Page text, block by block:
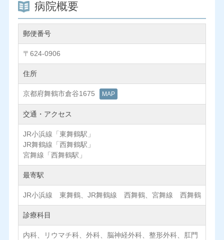
病院概要
郵便番号
〒624-0906
住所
京都府舞鶴市倉谷1675 MAP
交通・アクセス
JR小浜線「東舞鶴駅」
JR舞鶴線「西舞鶴駅」
宮舞線「西舞鶴駅」
最寄駅
JR小浜線 東舞鶴、JR舞鶴線 西舞鶴、宮舞線 西舞鶴
診療科目
内科、リウマチ科、外科、脳神経外科、整形外科、肛門